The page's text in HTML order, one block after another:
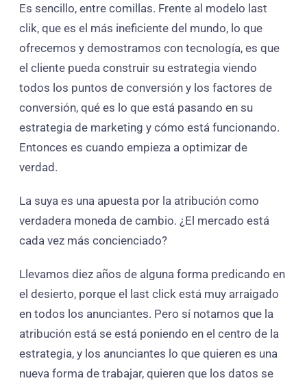
Es sencillo, entre comillas. Frente al modelo last
clik, que es el más ineficiente del mundo, lo que
ofrecemos y demostramos con tecnología, es que
el cliente pueda construir su estrategia viendo
todos los puntos de conversión y los factores de
conversión, qué es lo que está pasando en su
estrategia de marketing y cómo está funcionando.
Entonces es cuando empieza a optimizar de
verdad.
La suya es una apuesta por la atribución como
verdadera moneda de cambio. ¿El mercado está
cada vez más concienciado?
Llevamos diez años de alguna forma predicando en
el desierto, porque el last click está muy arraigado
en todos los anunciantes. Pero sí notamos que la
atribución está se está poniendo en el centro de la
estrategia, y los anunciantes lo que quieren es una
nueva forma de trabajar, quieren que los datos se